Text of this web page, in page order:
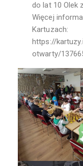
do lat 10 Olek
Więcej
Kartuzach:
https://
otwarty/